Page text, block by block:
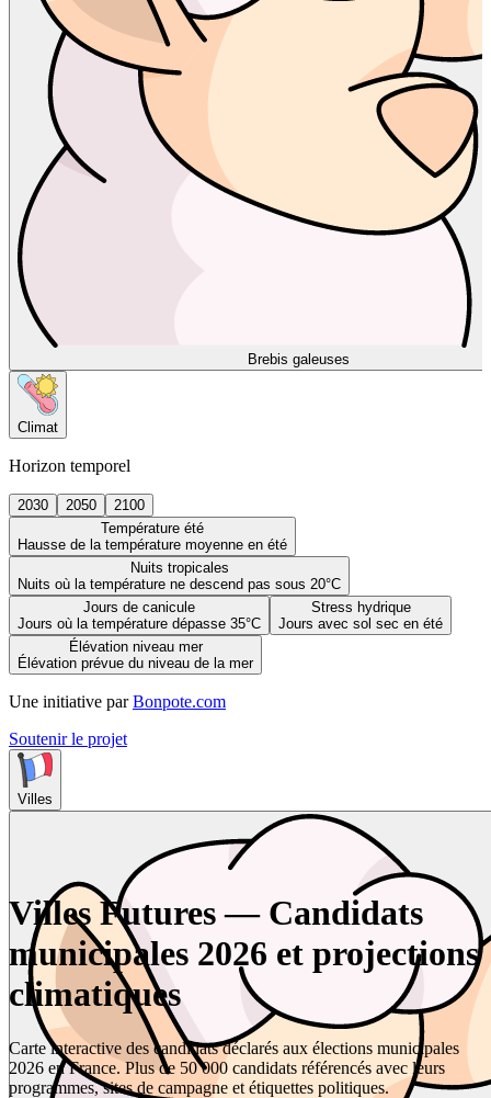
Brebis galeuses
Climat
Horizon temporel
2030 2050
2100
Température été
Hausse de la température moyenne en été
Nuits tropicales
Nuits où la température ne descend pas sous 20°C
Jours de canicule
Jours où la température dépasse 35°C
Stress hydrique
Jours avec sol sec en été
Élévation niveau mer
Élévation prévue du niveau de la mer
Une initiative par Bonpote.com
Soutenir le projet
Villes
Villes Futures — Candidats
municipales 2026 et projections
climatiques
Carte interactive des candidats déclarés aux élections municipales
2026 en France. Plus de 50 000 candidats référencés avec leurs
programmes, sites de campagne et étiquettes politiques.